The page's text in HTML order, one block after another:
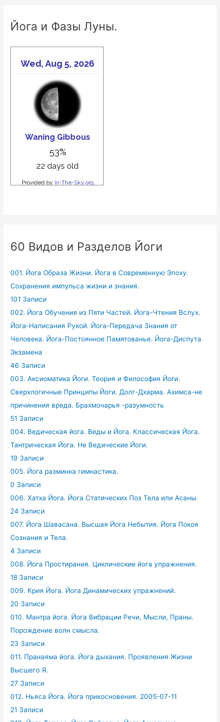
Йога и Фазы Луны.
60 Видов и Разделов Йоги
001. Йога Образа Жизни. Йога в Современную Эпоху.
Сохранения импульса жизни и знания.
101 Записи
002. Йога Обучения из Пяти Частей. Йога-Чтения Вслух.
Йога-Написания Рукой. Йога-Передача Знания от
Человека. Йога-Постоянное Памятованье. Йога-Диспута
Экзамена
46 Записи
003. Аксиоматика Йоги. Теория и Философия Йоги.
Сверхлогичные Принципы Йоги. Долг-Дхарма. Ахимса-не
причинения вреда. Брахмочарья -разумность
51 Записи
004. Ведическая йога. Веды и Йога. Классическая Йога.
Тантрическая Йога. Не Ведические Йоги.
19 Записи
005. Йога разминка гимнастика.
0 Записи
006. Хатха Йога. Йога Статических Поз Тела или Асаны.
24 Записи
007. Йога Шавасана. Высшая Йога Небытия. Йога Покоя
Сознания и Тела.
4 Записи
008. Йога Простирания. Циклические йога упражнения.
18 Записи
009. Крия Йога. Йога Динамических упражнений.
20 Записи
010. Мантра йога. Йога Вибрации Речи, Мысли, Праны.
Порождение волн смысла.
23 Записи
011. Пранаяма йога. Йога дыхания. Проявления Жизни
Высшего Я.
27 Записи
012. Ньяса Йога. Йога прикосновения. 2005-07-11
21 Записи